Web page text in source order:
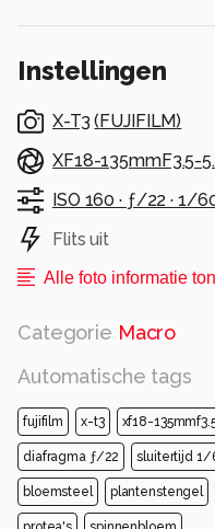
Instellingen
X-T3 (FUJIFILM)
XF18-135mmF3.5-
ISO 160 · ƒ/22 · 1/
Flits uit
Alle foto informatie
Categorie Macro
Automatische tags
fujifilm x-t3 xf18-
diafragma ƒ/22 sluitertijd 1/
bloemsteel plantenstengel